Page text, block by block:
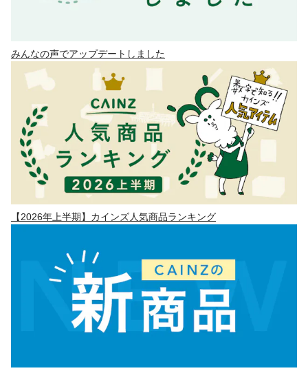
みんなの声でアップデートしました
【2026年上半期】カインズ人気商品ランキング